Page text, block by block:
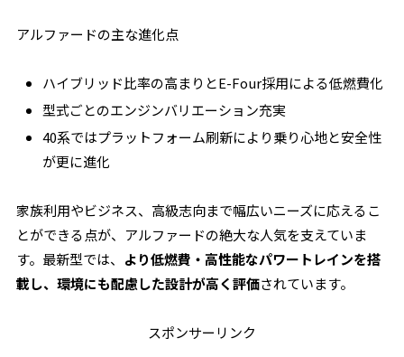
アルファードの主な進化点
ハイブリッド比率の高まりとE-Four採用による低燃費化
型式ごとのエンジンバリエーション充実
40系ではプラットフォーム刷新により乗り心地と安全性
が更に進化
家族利用やビジネス、高級志向まで幅広いニーズに応えるこ
とができる点が、アルファードの絶大な人気を支えていま
す。最新型では、 より低燃費・高性能なパワートレインを搭
載し、環境にも配慮した設計が高く評価されています。
スポンサーリンク